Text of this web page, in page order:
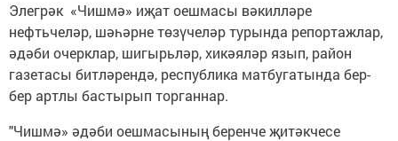
Элегрәк «Чишмә» иҗат оешмасы вәкилләре
нефтьчеләр, шәһәрне төзүчеләр турында репортажлар,
әдәби очерклар, шигырьләр, хикәяләр язып, район
газетасы битләрендә, республика матбугатында бер-
бер артлы бастырып торганнар.
"Чишмә» әдәби оешмасының беренче җитәкчесе